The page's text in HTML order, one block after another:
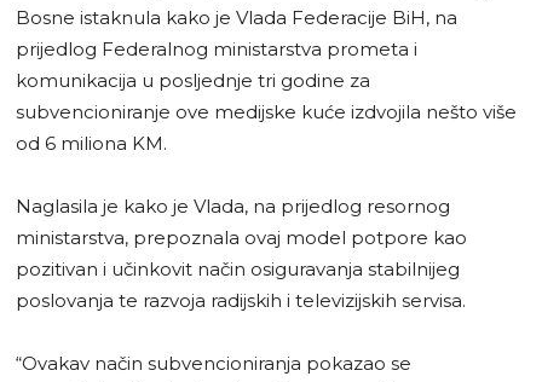
Bosne istaknula kako je Vlada Federacije BiH, na
prijedlog Federalnog ministarstva prometa i
komunikacija u posljednje tri godine za
subvencioniranje ove medijske kuće izdvojila nešto više
od 6 miliona KM.
Naglasila je kako je Vlada, na prijedlog resornog
ministarstva, prepoznala ovaj model potpore kao
pozitivan i učinkovit način osiguravanja stabilnijeg
poslovanja te razvoja radijskih i televizijskih servisa.
“Ovakav način subvencioniranja pokazao se